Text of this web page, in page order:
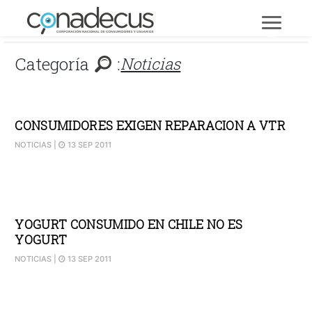
Categoría :Noticias
CONSUMIDORES EXIGEN REPARACION A VTR
NOTICIAS | 13 SEP 2011
YOGURT CONSUMIDO EN CHILE NO ES
YOGURT
NOTICIAS | 13 SEP 2011